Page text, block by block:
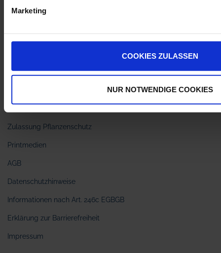
Marketing
COOKIES ZULASSEN
NUR NOTWENDIGE COOKIES
Karriere
Zulassung Pflanzenschutz
Printmedien
AGB
Datenschutzhinweise
Informationen nach Art. 246c EGBGB
Erklärung zur Barrierefreiheit
Impressum